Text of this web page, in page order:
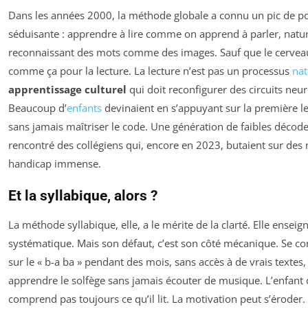
Dans les années 2000, la méthode globale a connu un pic de
séduisante : apprendre à lire comme on apprend à parler,
reconnaissant des mots comme des images. Sauf que le
comme ça pour la lecture. La lecture n’est pas un processus
apprentissage culturel qui doit reconfigurer des circuits
Beaucoup d’enfants devinaient en s’appuyant sur la première
sans jamais maîtriser le code. Une génération de faibles
rencontré des collégiens qui, encore en 2023, butaient sur des
handicap immense.
Et la syllabique, alors ?
La méthode syllabique, elle, a le mérite de la clarté. Elle
systématique. Mais son défaut, c’est son côté mécanique. Se
sur le « b-a ba » pendant des mois, sans accès à de vrais textes,
apprendre le solfège sans jamais écouter de musique.
comprend pas toujours ce qu’il lit. La motivation peut s’éroder.